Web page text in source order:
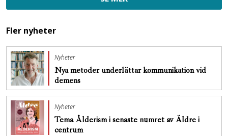
Fler nyheter
Nyheter
Nya metoder underlättar kommunikation vid
demens
Nyheter
Tema Ålderism i senaste numret av Äldre i
centrum